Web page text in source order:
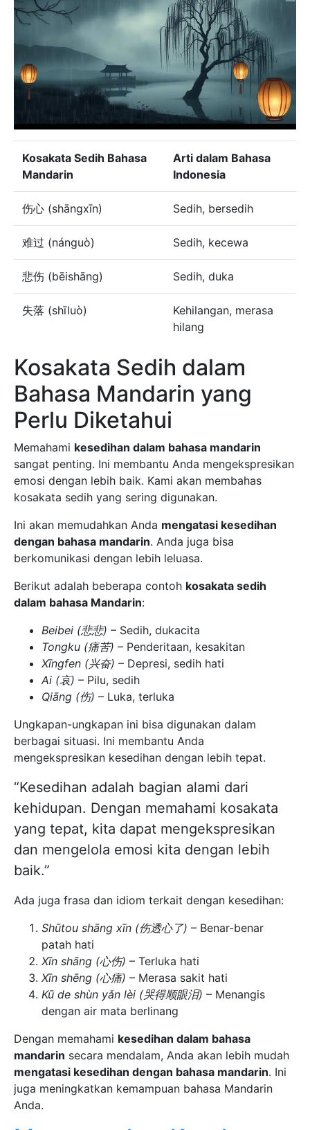
Kosakata Sedih Bahasa
Mandarin
Arti dalam Bahasa
Indonesia
伤心 (shāngxīn) Sedih, bersedih
难过 (nánguò) Sedih, kecewa
悲伤 (bēishāng) Sedih, duka
失落 (shīluò)
Kehilangan, merasa
hilang
Kosakata Sedih dalam
Bahasa Mandarin yang
Perlu Diketahui
Memahami kesedihan dalam bahasa mandarin
sangat penting. Ini membantu Anda mengekspresikan
emosi dengan lebih baik. Kami akan membahas
kosakata sedih yang sering digunakan.
Ini akan memudahkan Anda mengatasi kesedihan
dengan bahasa mandarin. Anda juga bisa
berkomunikasi dengan lebih leluasa.
Berikut adalah beberapa contoh kosakata sedih
dalam bahasa Mandarin:
Beibei (悲悲) – Sedih, dukacita
Tongku (痛苦) – Penderitaan, kesakitan
Xīngfen (兴奋) – Depresi, sedih hati
Ai (哀) – Pilu, sedih
Qiāng (伤) – Luka, terluka
Ungkapan-ungkapan ini bisa digunakan dalam
berbagai situasi. Ini membantu Anda
mengekspresikan kesedihan dengan lebih tepat.
“Kesedihan adalah bagian alami dari
kehidupan. Dengan memahami kosakata
yang tepat, kita dapat mengekspresikan
dan mengelola emosi kita dengan lebih
baik.”
Ada juga frasa dan idiom terkait dengan kesedihan:
Shūtou shāng xīn (伤透心了) – Benar-benar
patah hati
Xīn shāng (心伤) – Terluka hati
Xīn shēng (心痛) – Merasa sakit hati
Kū de shùn yǎn lèi (哭得顺眼泪) – Menangis
dengan air mata berlinang
Dengan memahami kesedihan dalam bahasa
mandarin secara mendalam, Anda akan lebih mudah
mengatasi kesedihan dengan bahasa mandarin. Ini
juga meningkatkan kemampuan bahasa Mandarin
Anda.